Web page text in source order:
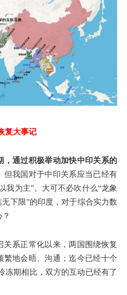
复大事记
，通过积极举动加快中印关系的
但我国对于中印关系应当已经有
我为主”。大可不必吹什么“龙象
下限”的印度，对于综合实力数
关系正常化以来，两国围绕恢复
繁地会晤、沟通；迄今已经十个
冻期相比，双方的互动已经有了